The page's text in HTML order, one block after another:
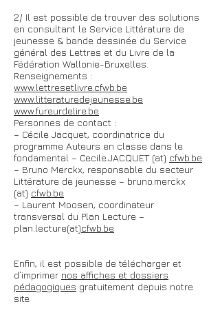
2/ Il est possible de trouver des solutions
en consultant le Service Littérature de
jeunesse & bande dessinée du Service
général des Lettres et du Livre de la
Fédération Wallonie-Bruxelles.
Renseignements :
www.lettresetlivre.cfwb.be
www.litteraturedejeunesse.be
www.fureurdelire.be
Personnes de contact :
– Cécile Jacquet, coordinatrice du
programme Auteurs en classe dans le
fondamental – Cecile.JACQUET (at) cfwb.be
– Bruno Merckx, responsable du secteur
Littérature de jeunesse – bruno.merckx
(at) cfwb.be
– Laurent Moosen, coordinateur
transversal du Plan Lecture –
plan.lecture(at)cfwb.be
Enfin, il est possible de télécharger et
d’imprimer nos affiches et dossiers
pédagogiques gratuitement depuis notre
site.